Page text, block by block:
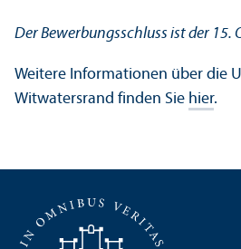
Der Bewerbungs­schluss ist der 15.
Weitere Informationen über die
Witwatersrand finden Sie hier.